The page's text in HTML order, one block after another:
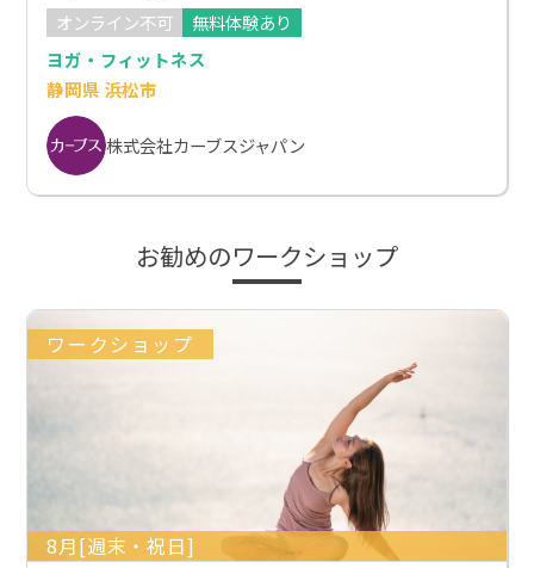
オンライン不可
無料体験あり
ヨガ・フィットネス
静岡県 浜松市
株式会社カーブスジャパン
お勧めのワークショップ
ワークショップ
8月[週末・祝日]